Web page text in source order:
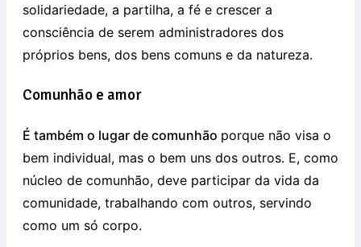
solidariedade, a partilha, a fé e crescer a
consciência de serem administradores dos
próprios bens, dos bens comuns e da natureza.
Comunhão e amor
É também o lugar de comunhão porque não visa o
bem individual, mas o bem uns dos outros. E, como
núcleo de comunhão, deve participar da vida da
comunidade, trabalhando com outros, servindo
como um só corpo.